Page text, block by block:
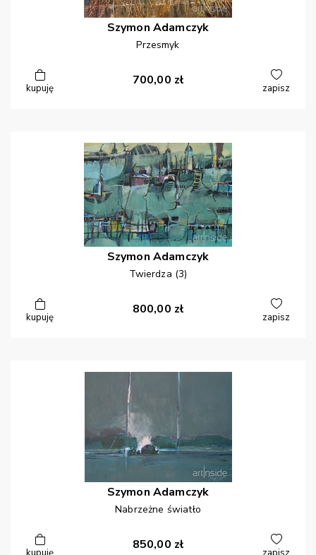
Szymon Adamczyk
Przesmyk
kupuję
700,00 zł
zapisz
Szymon Adamczyk
Twierdza (3)
kupuję
800,00 zł
zapisz
Szymon Adamczyk
Nabrzeżne światło
850,00 zł